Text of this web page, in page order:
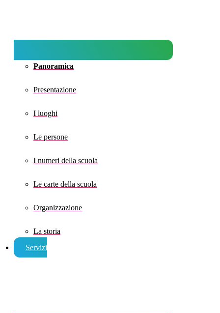
Panoramica
Presentazione
I luoghi
Le persone
I numeri della scuola
Le carte della scuola
Organizzazione
La storia
Servizi